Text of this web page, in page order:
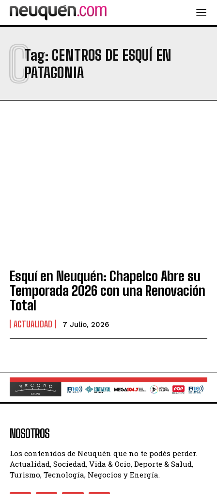
Tag: CENTROS DE ESQUÍ EN
PATAGONIA
C
Esquí en Neuquén: Chapelco Abre su
Temporada 2026 con una Renovación
Total
ACTUALIDAD 7 Julio, 2026
NOSOTROS
Los contenidos de Neuquén que no te podés perder.
Actualidad, Sociedad, Vida & Ocio, Deporte & Salud,
Turismo, Tecnología, Negocios y Energía.